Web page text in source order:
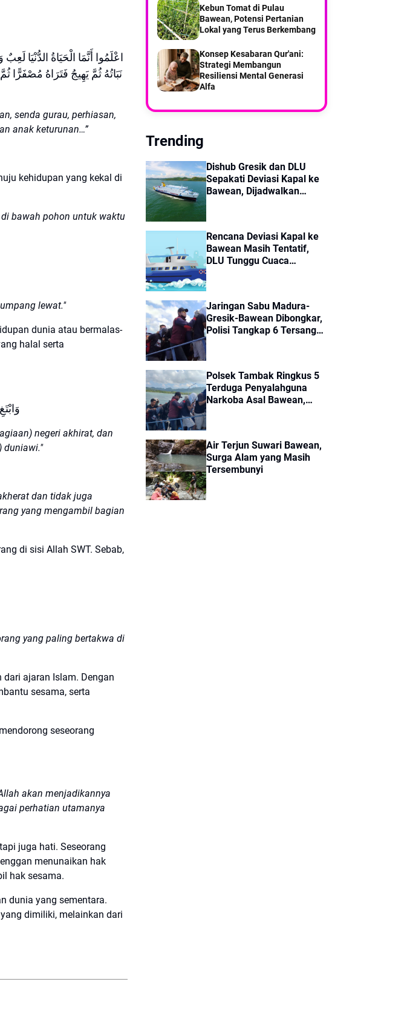
نَبَاتُهُ ثُمَّ يَهِيجُ فَتَرَاهُ
senda gurau, perhiasan,
anak keturunan…”
kehidupan yang kekal di
bawah pohon untuk waktu
lewat."
dunia atau bermalas-
halal serta
negeri akhirat, dan
duniawi."
dan tidak juga
yang mengambil bagian
di sisi Allah SWT. Sebab,
yang paling bertakwa di
dari ajaran Islam. Dengan
sesama, serta
seseorang
akan menjadikannya
perhatian utamanya
juga hati. Seseorang
menunaikan hak
hak sesama.
dunia yang sementara.
dimiliki, melainkan dari
Kebun Tomat di Pulau
Bawean, Potensi Pertanian
Lokal yang Terus Berkembang
Konsep Kesabaran Qur'ani:
Strategi Membangun
Resiliensi Mental Generasi
Alfa
Trending
Dishub Gresik dan DLU
Sepakati Deviasi Kapal ke
Bawean, Dijadwalkan
Rencana Deviasi Kapal ke
Bawean Masih Tentatif,
DLU Tunggu Cuaca
Jaringan Sabu Madura-
Gresik-Bawean Dibongkar,
Polisi Tangkap 6 Tersangka
Polsek Tambak Ringkus 5
Terduga Penyalahguna
Narkoba Asal Bawean,
Air Terjun Suwari Bawean,
Surga Alam yang Masih
Tersembunyi